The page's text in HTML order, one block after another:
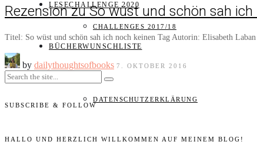
LESECHALLENGE 2020
CHALLENGES 2017/18
BÜCHERWUNSCHLISTE
IMPRESSUM
DATENSCHUTZERKLÄRUNG
Rezension zu So wüst und schön sah
Titel: So wüst und schön sah ich noch keinen Tag Autorin: Elisabeth
by dailythoughtsofbooks 7. OKTOBER 2016
SUBSCRIBE & FOLLOW
HALLO UND HERZLICH WILLKOMMEN AUF MEINEM BLOG!